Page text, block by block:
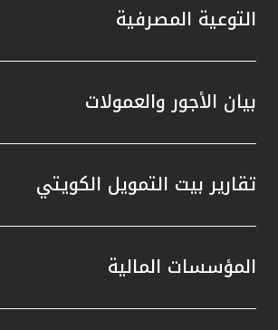
التوعية المصرفية
بيان الأجور والعمولات
تقارير بيت التمويل الكويتي
المؤسسات المالية